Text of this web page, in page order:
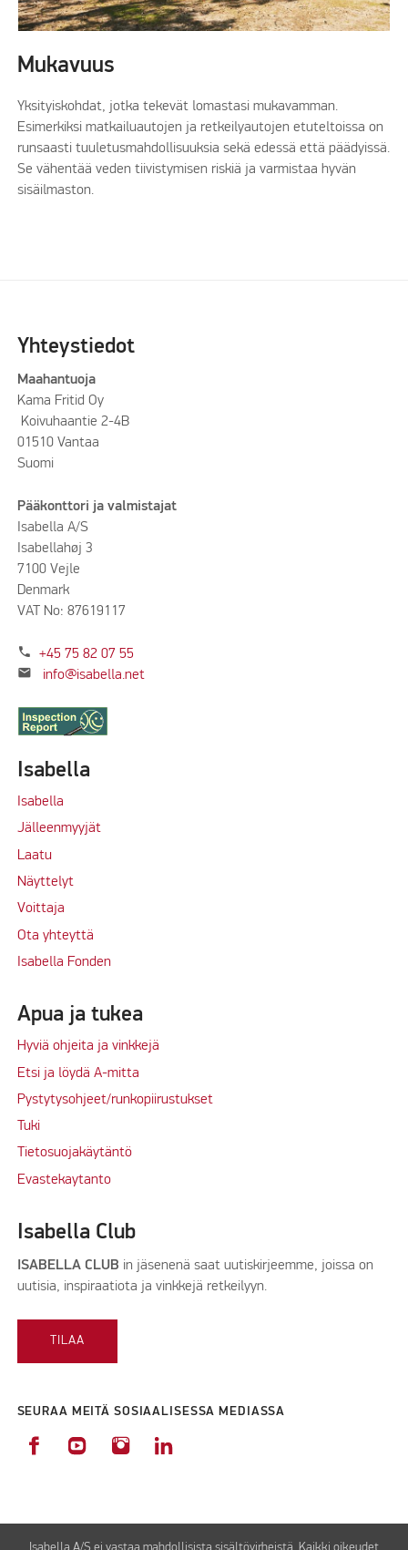
Mukavuus
Yksityiskohdat, jotka tekevät lomastasi mukavamman.
Esimerkiksi matkailuautojen ja retkeilyautojen etuteltoissa on
runsaasti tuuletusmahdollisuuksia sekä edessä että päädyissä.
Se vähentää veden tiivistymisen riskiä ja varmistaa hyvän
sisäilmaston.
Yhteystiedot
Maahantuoja
Kama Fritid Oy
Koivuhaantie 2-4B
01510 Vantaa
Suomi
Pääkonttori ja valmistajat
Isabella A/S
Isabellahøj 3
7100 Vejle
Denmark
VAT No: 87619117
phone +45 75 82 07 55
mail info@isabella.net
Isabella
Isabella
Jälleenmyyjät
Laatu
Näyttelyt
Voittaja
Ota yhteyttä
Isabella Fonden
Apua ja tukea
Hyviä ohjeita ja vinkkejä
Etsi ja löydä A-mitta
Pystytysohjeet/runkopiirustukset
Tuki
Tietosuojakäytäntö
Evastekaytanto
Isabella Club
ISABELLA CLUB in jäsenenä saat uutiskirjeemme, joissa on
uutisia, inspiraatiota ja vinkkejä retkeilyyn.
TILAA
SEURAA MEITÄ SOSIAALISESSA MEDIASSA
Isabella A/S ei vastaa mahdollisista sisältövirheistä. Kaikki oikeudet